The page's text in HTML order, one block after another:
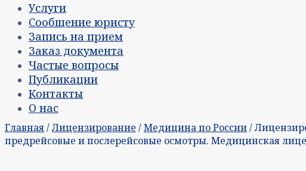
Услуги
Сообщение юристу
Запись на прием
Заказ документа
Частые вопросы
Публикации
Контакты
О нас
Главная/Лицензирование /Медицина по России/
предрейсовые и послерейсовые осмотры. Медицинская